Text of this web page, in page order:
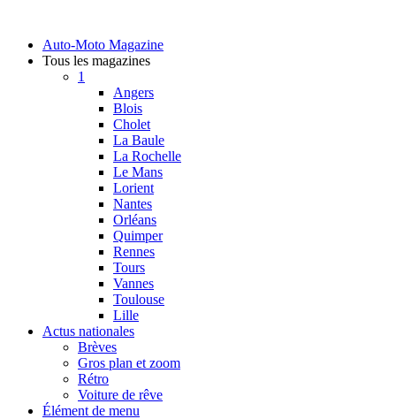
Auto-Moto Magazine
Tous les magazines
1
Angers
Blois
Cholet
La Baule
La Rochelle
Le Mans
Lorient
Nantes
Orléans
Quimper
Rennes
Tours
Vannes
Toulouse
Lille
Actus nationales
Brèves
Gros plan et zoom
Rétro
Voiture de rêve
Élément de menu